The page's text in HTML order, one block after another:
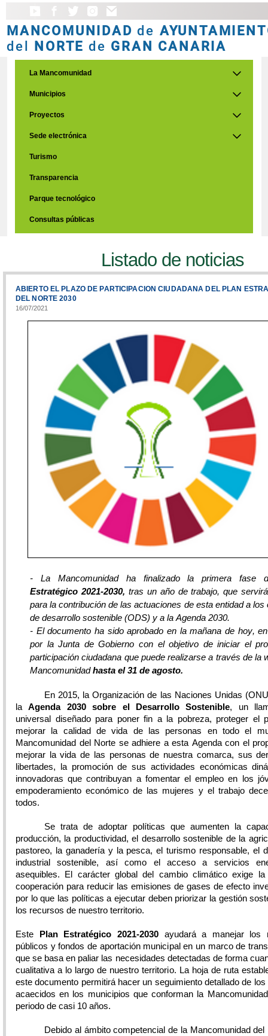
MANCOMUNIDAD de
del NORTE de GRAN CANARIA
La Mancomunidad
Municipios
Proyectos
Sede electrónica
Turismo
Transparencia
Parque tecnológico
Consultas públicas
Listado de noticias
ABIERTO EL PLAZO DE PARTICIPACION CIUDADANA DEL PLAN
DEL NORTE 2030
16/07/2021
- La Mancomunidad ha finalizado la primera fase
Estratégico 2021-2030, tras un año de trabajo, que
para la contribución de las actuaciones de esta entidad a los
de desarrollo sostenible (ODS) y a la Agenda 2030.
- El documento ha sido aprobado en la mañana de hoy,
por la Junta de Gobierno con el objetivo de iniciar el
participación ciudadana que puede realizarse a través de la
Mancomunidadhasta el 31 de agosto.
En 2015, la Organización de las Naciones Unidas
laAgenda 2030 sobre el Desarrollo Sostenible, un
universal diseñado para poner fin a la pobreza, proteger el
mejorar la calidad de vida de las personas en todo el
Mancomunidad del Norte se adhiere a esta Agenda con el
mejorar la vida de las personas de nuestra comarca, sus
libertades, la promoción de sus actividades económicas
innovadoras que contribuyan a fomentar el empleo en los
empoderamiento económico de las mujeres y el trabajo
todos.
Se trata de adoptar políticas que aumenten la
producción, la productividad, el desarrollo sostenible de la
pastoreo, la ganadería y la pesca, el turismo responsable, el
industrial sostenible, así como el acceso a servicios
asequibles. El carácter global del cambio climático exige la
cooperación para reducir las emisiones de gases de efecto
por lo que las políticas a ejecutar deben priorizar la gestión
los recursos de nuestro territorio.
Este Plan Estratégico 2021-2030ayudará a manejar los
públicos y fondos de aportación municipal en un marco de
que se basa en paliar las necesidades detectadas de forma
cualitativa a lo largo de nuestro territorio. La hoja de ruta
este documento permitirá hacer un seguimiento detallado de
acaecidos en los municipios que conforman la
periodo de casi 10 años.
Debido al ámbito competencial de la Mancomunidad del